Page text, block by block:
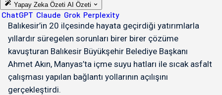
Yapay Zeka Özeti AI Özeti
ChatGPT Claude Grok Perplexity
Balıkesir’in 20 ilçesinde hayata geçirdiği yatırımlarla
yıllardır süregelen sorunları birer birer çözüme
kavuşturan Balıkesir Büyükşehir Belediye Başkanı
Ahmet Akın, Manyas’ta içme suyu hatları ile sıcak asfalt
çalışması yapılan bağlantı yollarının açılışını
gerçekleştirdi.